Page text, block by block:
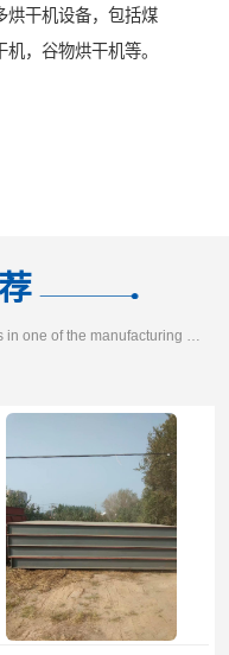
烘干机设备，包括煤
，谷物烘干机等。